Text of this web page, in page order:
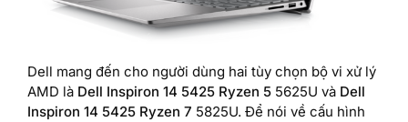
Dell mang đến cho người dùng hai tùy chọn bộ vi xử lý
AMD là Dell Inspiron 14 5425 Ryzen 5 5625U và Dell
Inspiron 14 5425 Ryzen 7 5825U. Để nói về cấu hình